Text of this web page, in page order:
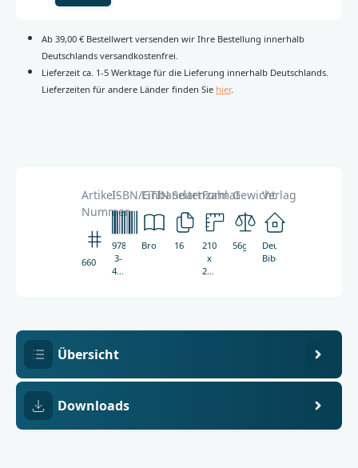
Ab 39,00 € Bestellwert versenden wir Ihre Bestellung innerhalb
Deutschlands versandkostenfrei.
Lieferzeit ca. 1-5 Werktage für die Lieferung innerhalb Deutschlands.
Lieferzeiten für andere Länder finden Sie hier.
Artikel-
Nummer
6602
ISBN/GTIN
978-
3-
438-
Einbandart
Broschüre
Seitenzahl
16
Format
210
x
297
Gewicht
56g
Verlag
Deutsche
Bibelgesellschaft
Übersicht
Downloads